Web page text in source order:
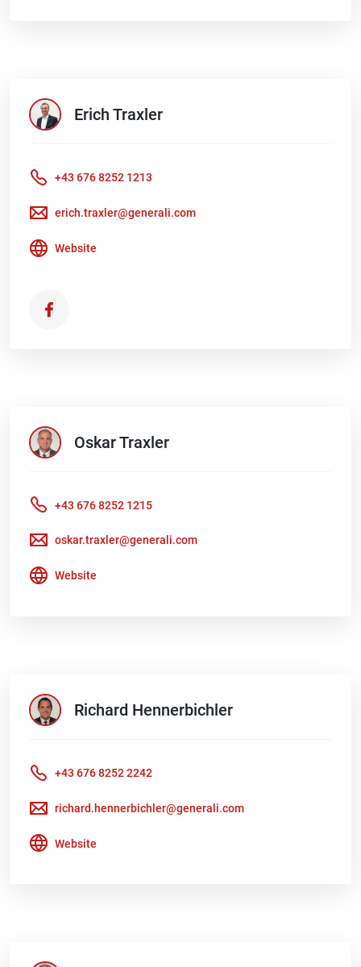
Erich Traxler
+43 676 8252 1213
erich.traxler@generali.com
Website
OskarTraxler
+43 676 8252 1215
oskar.traxler@generali.com
Website
Richard Hennerbichler
+43 676 8252 2242
richard.hennerbichler@generali.com
Website